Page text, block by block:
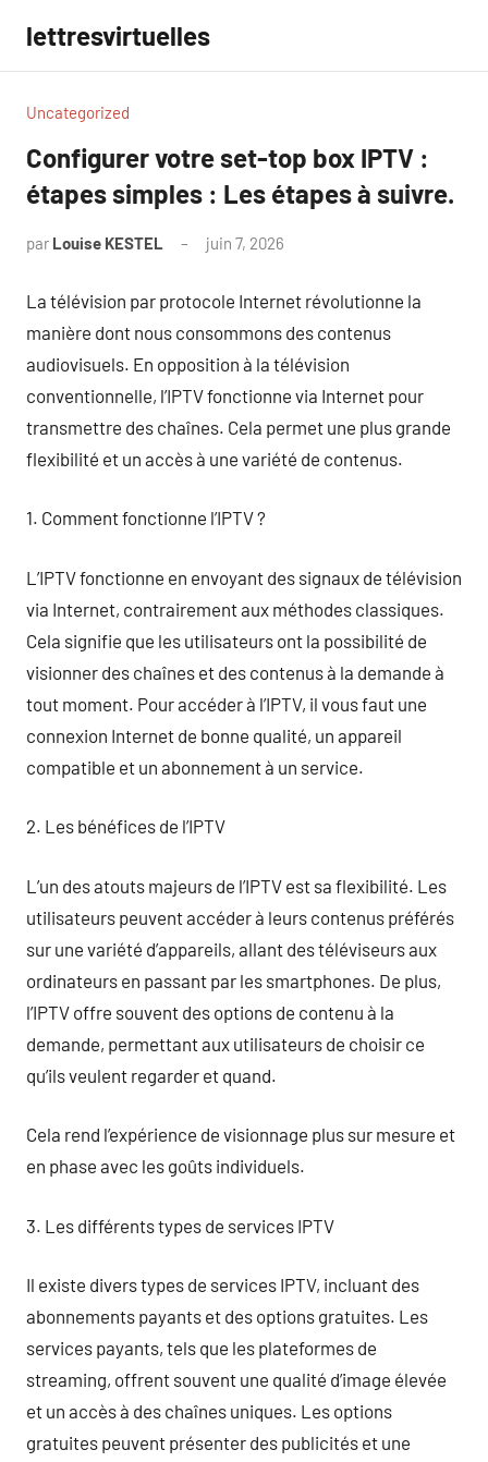
contenu
lettresvirtuelles
Uncategorized
Configurer votre set-top box IPTV :
étapes simples : Les étapes à suivre.
par Louise KESTEL juin 7, 2026
La télévision par protocole Internet révolutionne la
manière dont nous consommons des contenus
audiovisuels. En opposition à la télévision
conventionnelle, l’IPTV fonctionne via Internet pour
transmettre des chaînes. Cela permet une plus grande
flexibilité et un accès à une variété de contenus.
1. Comment fonctionne l’IPTV ?
L’IPTV fonctionne en envoyant des signaux de télévision
via Internet, contrairement aux méthodes classiques.
Cela signifie que les utilisateurs ont la possibilité de
visionner des chaînes et des contenus à la demande à
tout moment. Pour accéder à l’IPTV, il vous faut une
connexion Internet de bonne qualité, un appareil
compatible et un abonnement à un service.
2. Les bénéfices de l’IPTV
L’un des atouts majeurs de l’IPTV est sa flexibilité. Les
utilisateurs peuvent accéder à leurs contenus préférés
sur une variété d’appareils, allant des téléviseurs aux
ordinateurs en passant par les smartphones. De plus,
l’IPTV offre souvent des options de contenu à la
demande, permettant aux utilisateurs de choisir ce
qu’ils veulent regarder et quand.
Cela rend l’expérience de visionnage plus sur mesure et
en phase avec les goûts individuels.
3. Les différents types de services IPTV
Il existe divers types de services IPTV, incluant des
abonnements payants et des options gratuites. Les
services payants, tels que les plateformes de
streaming, offrent souvent une qualité d’image élevée
et un accès à des chaînes uniques. Les options
gratuites peuvent présenter des publicités et une